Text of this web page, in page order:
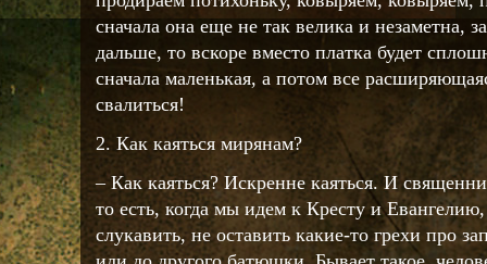
сначала она еще не так велика и незаметна,
дальше, то вскоре вместо платка будет
сначала маленькая, а потом все
свалиться!
2. Как каяться мирянам?
– Как каяться? Искренне каяться. И
то есть, когда мы идем к Кресту и
слукавить, не оставить какие-то грехи про